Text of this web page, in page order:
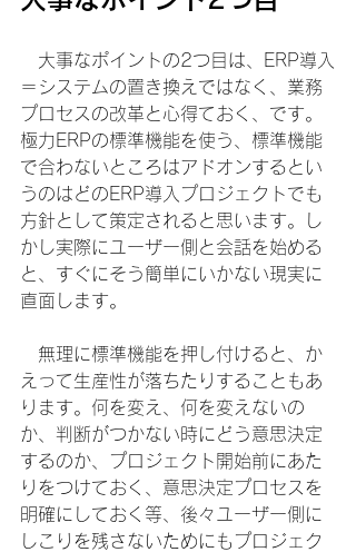
大事なポイントの2つ目は、ERP導入
＝システムの置き換えではなく、業務
プロセスの改革と心得ておく、です。
極力ERPの標準機能を使う、標準機能
で合わないところはアドオンするとい
うのはどのERP導入プロジェクトでも
方針として策定されると思います。し
かし実際にユーザー側と会話を始める
と、すぐにそう簡単にいかない現実に
直面します。
無理に標準機能を押し付けると、か
えって生産性が落ちたりすることもあ
ります。何を変え、何を変えないの
か、判断がつかない時にどう意思決定
するのか、プロジェクト開始前にあた
りをつけておく、意思決定プロセスを
明確にしておく等、後々ユーザー側に
しこりを残さないためにもプロジェク